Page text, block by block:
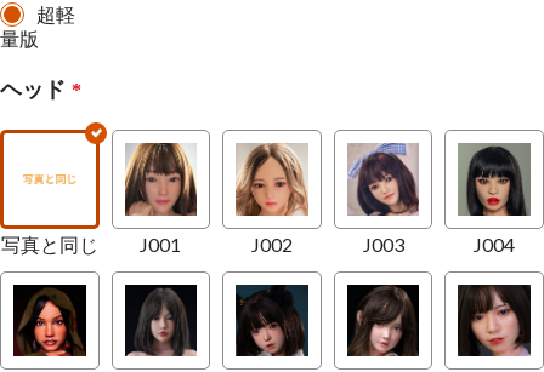
超軽
量版
ヘッド *
写真と同じ J001 J002 J003 J004